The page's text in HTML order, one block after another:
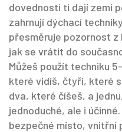
dovednosti ti dají zemi
zahrnují dýchací techniky
přesměruje pozornost z
jak se vrátit do
Můžeš použít techniku
které vidíš, čtyři, které
dva, které číšeš, a
jednoduché, ale i
bezpečné místo, vnitřní